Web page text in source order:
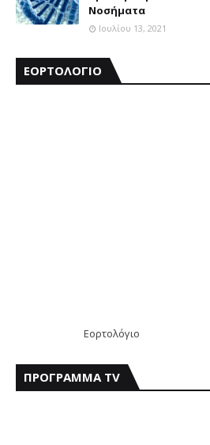
Νοσήματα
Ιουλίου 13, 2021
ΕΟΡΤΟΛΟΓΙΟ
Εορτολόγιο
ΠΡΟΓΡΑΜΜΑ TV